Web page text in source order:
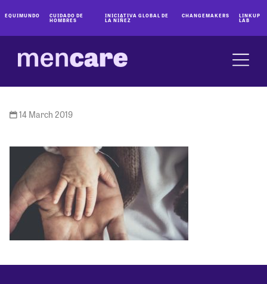
EQUIMUNDO CUIDADO DE
HOMBRES
INICIATIVA GLOBAL DE
LA NIÑEZ
CHANGEMAKERS LINKUP
LAB
14 March 2019